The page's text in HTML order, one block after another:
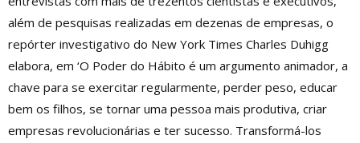
além de pesquisas realizadas em dezenas de empresas, o
repórter investigativo do New York Times Charles Duhigg
elabora, em ‘O Poder do Hábito é um argumento animador, a
chave para se exercitar regularmente, perder peso, educar
bem os filhos, se tornar uma pessoa mais produtiva, criar
empresas revolucionárias e ter sucesso. Transformá-los